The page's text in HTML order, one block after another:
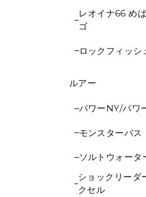
レオイナ66 め
ゴ
ロックフィッシ
ルアー
パワーNY/パワ
モンスターバス
ソルトウォータ
ショックリーダ
クセル